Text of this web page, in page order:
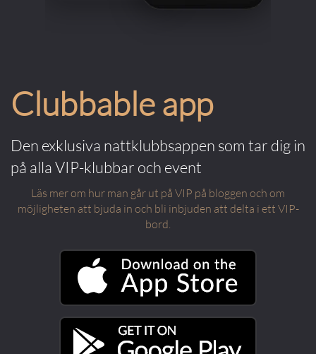
Clubbable app
Den exklusiva nattklubbsappen som tar dig in
på alla VIP-klubbar och event
Läs mer om hur man går ut på VIP på bloggen och om
möjligheten att bjuda in och bli inbjuden att delta i ett VIP-
bord.